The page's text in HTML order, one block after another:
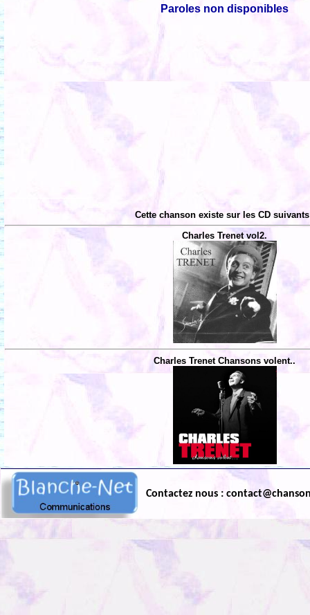
Paroles non disponibles
Cette chanson existe sur les CD
Charles Trenet vol2.
Charles Trenet Chansons volent..
Contactez nous :